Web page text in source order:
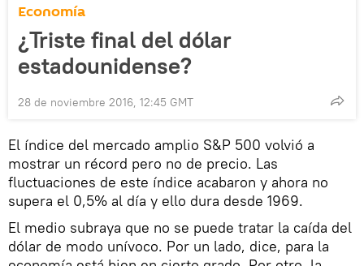
Economía
¿Triste final del dólar
estadounidense?
28 de noviembre 2016, 12:45 GMT
El índice del mercado amplio S&P 500 volvió a
mostrar un récord pero no de precio. Las
fluctuaciones de este índice acabaron y ahora no
supera el 0,5% al día y ello dura desde 1969.
El medio subraya que no se puede tratar la caída del
dólar de modo unívoco. Por un lado, dice, para la